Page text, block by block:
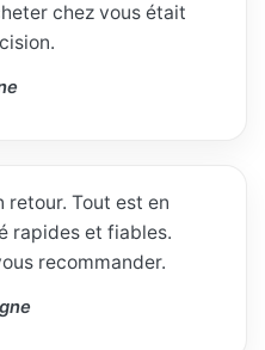
chez vous était
retour. Tout est en
rapides et fiables.
recommander.